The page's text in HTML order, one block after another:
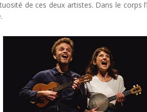
de ces deux artistes. Dans le corps